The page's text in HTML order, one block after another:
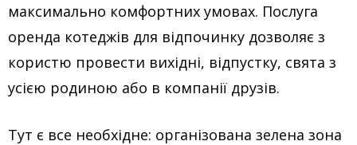
максимально комфортних умовах. Послуга
оренда котеджів для відпочинку дозволяє з
користю провести вихідні, відпустку, свята з
усією родиною або в компанії друзів.
Тут є все необхідне: організована зелена зона